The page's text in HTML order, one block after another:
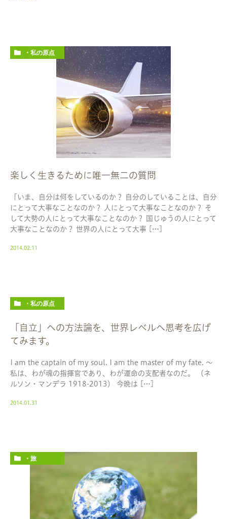
・私の原点
楽しく生きるために唯一無二の質問
「いま、自分は何をしているのか？ 自分のしていることは、自分
にとって大事なことなのか？ 人にとって大事なことなのか？ そ
して大勢の人にとって大事なことなのか？ 国じゅうの人にとって
大事なことなのか？ 世界の人にとって大事 […]
2014.02.11
・私の原点
「自立」への方法論を、世界レベルへ思考を広げ
てみます。
I am the captain of my soul. I am the master of my fate. 〜
私は、わが魂の指揮官であり、わが運命の支配者なのだ。 （ネ
ルソン・マンデラ 1918-2013） 今晩は […]
2014.01.31
・旅